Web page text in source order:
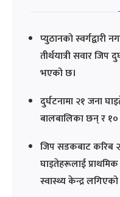
प्युठानको स्वर्गद्वारी
तीर्थयात्री सवार
भएको छ।
दुर्घटनामा २१ जना
बालबालिका छन् र
जिप सडकबाट करिब
घाइतेहरूलाई प्राथमिक
स्वास्थ्य केन्द्र